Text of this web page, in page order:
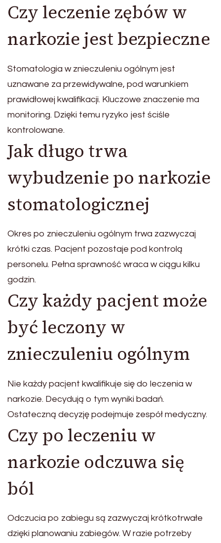
Czy leczenie zębów w
narkozie jest bezpieczne
Stomatologia w znieczuleniu ogólnym jest
uznawane za przewidywalne, pod warunkiem
prawidłowej kwalifikacji. Kluczowe znaczenie ma
monitoring. Dzięki temu ryzyko jest ściśle
kontrolowane.
Jak długo trwa
wybudzenie po narkozie
stomatologicznej
Okres po znieczuleniu ogólnym trwa zazwyczaj
krótki czas. Pacjent pozostaje pod kontrolą
personelu. Pełna sprawność wraca w ciągu kilku
godzin.
Czy każdy pacjent może
być leczony w
znieczuleniu ogólnym
Nie każdy pacjent kwalifikuje się do leczenia w
narkozie. Decydują o tym wyniki badań.
Ostateczną decyzję podejmuje zespół medyczny.
Czy po leczeniu w
narkozie odczuwa się
ból
Odczucia po zabiegu są zazwyczaj krótkotrwałe
dzięki planowaniu zabiegów. W razie potrzeby